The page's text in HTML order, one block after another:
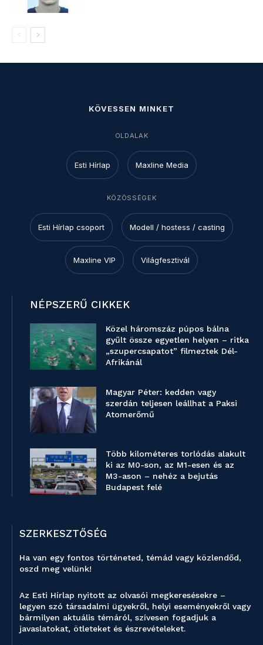
KÖVESSEN MINKET
OLDALAK
Esti Hírlap Maxline Media
KÖZÖSSÉGEK
Esti Hírlap csoport Modell / hostess / casting
Maxline VIP Világfesztivál
NÉPSZERŰ CIKKEK
Közel háromszáz púpos bálna
gyűlt össze egyetlen helyen – ritka
„szupercsapatot” filmeztek Dél-
Afrikánál
Magyar Péter: kedden vagy
szerdán teljesen leállhat a Paksi
Atomerőmű
Több kilométeres torlódás alakult
ki az M0-son, az M1-esen és az
M3-ason – nehéz a bejutás
Budapest felé
SZERKESZTŐSÉG
Ha van egy fontos történeted, témád vagy közlendőd,
oszd meg velünk!
Az Esti Hírlap nyitott az olvasói megkeresésekre –
legyen szó társadalmi ügyekről, helyi eseményekről vagy
bármilyen aktuális témáról, szívesen fogadjuk a
javaslatokat, ötleteket és észrevételeket.